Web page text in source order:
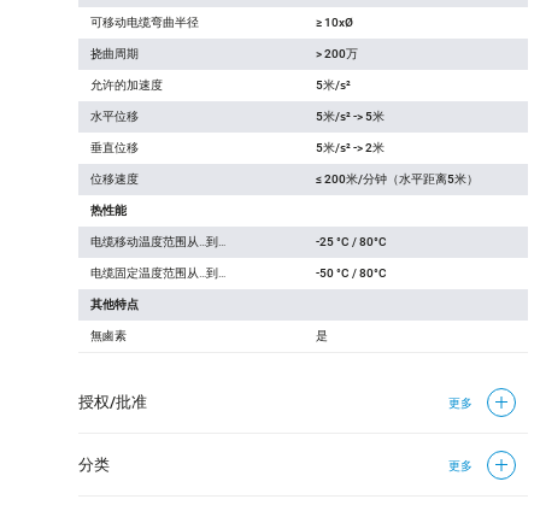
可移动电缆弯曲半径 ≥ 10xØ
挠曲周期 > 200万
允许的加速度 5米/s²
水平位移 5米/s² -> 5米
垂直位移 5米/s² -> 2米
位移速度 ≤ 200米/分钟（水平距离5米）
热性能
电缆移动温度范围从…到… -25 °C / 80°C
电缆固定温度范围从…到… -50 °C / 80°C
其他特点
無鹵素 是
授权/批准 更多
分类 更多